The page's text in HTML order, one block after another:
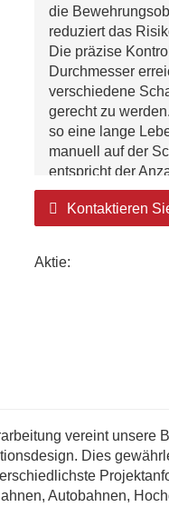
die
reduziert das
Die präzise
Durchmesser
verschiedene
gerecht zu
so eine lange
manuell auf der
entspricht der
Positionierung
Kontaktieren
Aktie:
vereint unsere
Dies
Autobahnen,